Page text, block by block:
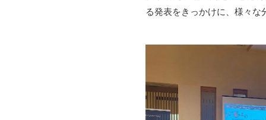
る発表をきっかけに、様々